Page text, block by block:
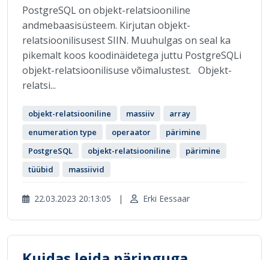
PostgreSQL on objekt-relatsiooniline
andmebaasisüsteem. Kirjutan objekt-
relatsioonilisusest SIIN. Muuhulgas on seal ka
pikemalt koos koodinäidetega juttu PostgreSQLi
objekt-relatsioonilisuse võimalustest. Objekt-
relatsi...
objekt-relatsiooniline massiiv
array
enumeration type
operaator
pärimine
PostgreSQL
objekt-relatsiooniline
pärimine
tüübid
massiivid
22.03.2023 20:13:05 | Erki Eessaar